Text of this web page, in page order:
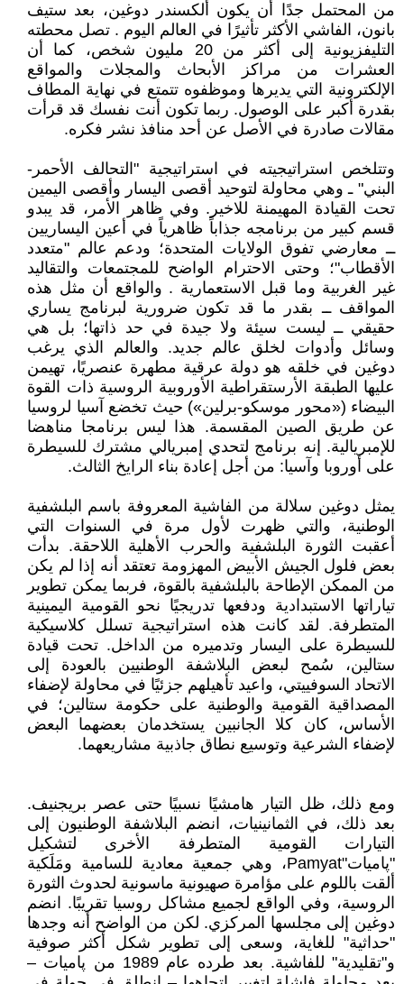
من المحتمل جدًا أن يكون ألكسندر دوغين، بعد ستيف
بانون، الفاشي الأكثر تأثيرًا في العالم اليوم . تصل محطته
التليفزيونية إلى أكثر من 20 مليون شخص، كما أن
العشرات من مراكز الأبحاث والمجلات والمواقع
الإلكترونية التي يديرها وموظفوه تتمتع في نهاية المطاف
بقدرة أكبر على الوصول. ربما تكون أنت نفسك قد قرأت
مقالات صادرة في الأصل عن أحد منافذ نشر فكره.
وتتلخص استراتيجيته في استراتيجية "التحالف الأحمر-
البني" ـ وهي محاولة لتوحيد أقصى اليسار وأقصى اليمين
تحت القيادة المهيمنة للاخير. وفي ظاهر الأمر، قد يبدو
قسم كبير من برنامجه جذاباً ظاهرياً في أعين اليساريين
ــ معارضي تفوق الولايات المتحدة؛ ودعم عالم "متعدد
الأقطاب"؛ وحتى الاحترام الواضح للمجتمعات والتقاليد
غير الغربية وما قبل الاستعمارية . والواقع أن مثل هذه
المواقف ــ بقدر ما قد تكون ضرورية لبرنامج يساري
حقيقي ــ ليست سيئة ولا جيدة في حد ذاتها؛ بل هي
وسائل وأدوات لخلق عالم جديد. والعالم الذي يرغب
دوغين في خلقه هو دولة عرقية مطهرة عنصريًا، تهيمن
عليها الطبقة الأرستقراطية الأوروبية الروسية ذات القوة
البيضاء («محور موسكو-برلين») حيث تخضع آسيا لروسيا
عن طريق الصين المقسمة. هذا ليس برنامجا مناهضا
للإمبريالية. إنه برنامج لتحدي إمبريالي مشترك للسيطرة
على أوروبا وآسيا: من أجل إعادة بناء الرايخ الثالث.
يمثل دوغين سلالة من الفاشية المعروفة باسم البلشفية
الوطنية، والتي ظهرت لأول مرة في السنوات التي
أعقبت الثورة البلشفية والحرب الأهلية اللاحقة. بدأت
بعض فلول الجيش الأبيض المهزومة تعتقد أنه إذا لم يكن
من الممكن الإطاحة بالبلشفية بالقوة، فربما يمكن تطوير
تياراتها الاستبدادية ودفعها تدريجيًا نحو القومية اليمينية
المتطرفة. لقد كانت هذه استراتيجية تسلل كلاسيكية
للسيطرة على اليسار وتدميره من الداخل. تحت قيادة
ستالين، سُمح لبعض البلاشفة الوطنيين بالعودة إلى
الاتحاد السوفييتي، واعيد تأهيلهم جزئيًا في محاولة لإضفاء
المصداقية القومية والوطنية على حكومة ستالين؛ في
الأساس، كان كلا الجانبين يستخدمان بعضهما البعض
لإضفاء الشرعية وتوسيع نطاق جاذبية مشاريعهما.
ومع ذلك، ظل التيار هامشيًا نسبيًا حتى عصر بريجنيف.
بعد ذلك، في الثمانينيات، انضم البلاشفة الوطنيون إلى
التيارات القومية المتطرفة الأخرى لتشكيل
"پاميات"Pamyat، وهي جمعية معادية للسامية ومَلَكية
ألقت باللوم على مؤامرة صهيونية ماسونية لحدوث الثورة
الروسية، وفي الواقع لجميع مشاكل روسيا تقريبًا. انضم
دوغين إلى مجلسها المركزي. لكن من الواضح أنه وجدها
"حداثية" للغاية، وسعى إلى تطوير شكل أكثر صوفية
و"تقليدية" للفاشية. بعد طرده عام 1989 من پاميات –